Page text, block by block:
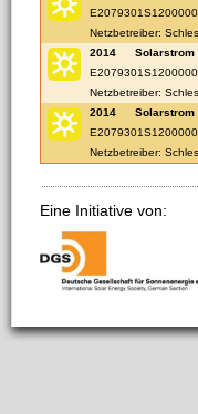
Netzbetreiber:
2014
Netzbetreiber:
2014
Netzbetreiber:
Eine Initiative von: